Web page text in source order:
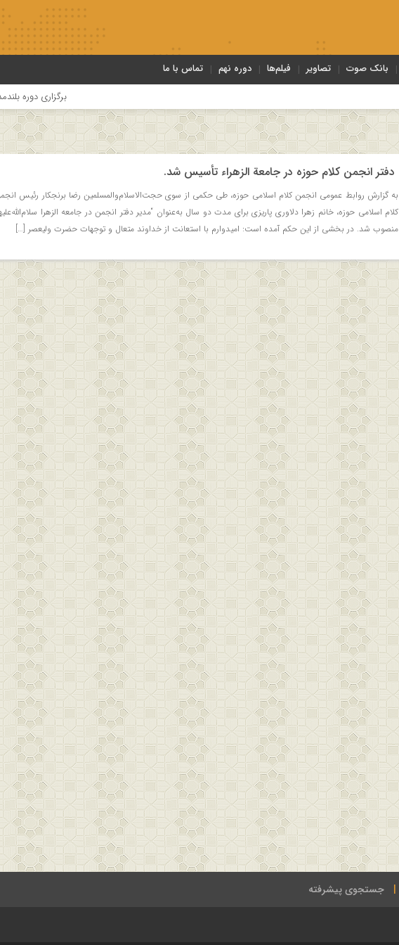
بانک صوت تصاویر فیلم‌ها دوره نهم تماس با ما
برگزاری دوره بلندمدت
دفتر انجمن کلام حوزه در جامعة الزهراء تأسیس شد.
به گزارش روابط عمومی انجمن کلام اسلامی حوزه، طی حکمی از سوی حجت‌الاسلام‌والمسلمین رضا برنجکار رئیس
کلام اسلامی حوزه، خانم زهرا دلاوری پاریزی برای مدت دو سال به‌عنوان “مدیر دفتر انجمن در جامعه الزهرا
منصوب شد. در بخشی از این حکم آمده است: امیدوارم با استعانت از خداوند متعال و توجهات حضرت ولیعصر […]
جستجوی پیشرفته